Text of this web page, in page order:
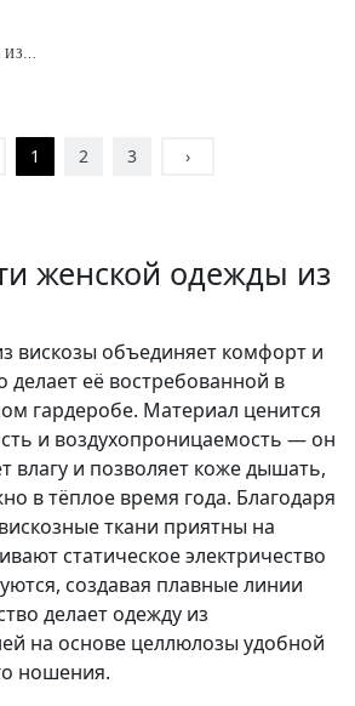
ИЗ
1 2 3 ›
женской одежды из
вискозы объединяет комфорт и
делает её востребованной в
гардеробе. Материал ценится
и воздухопроницаемость — он
влагу и позволяет коже дышать,
в тёплое время года. Благодаря
ткани приятны на
статическое электричество
создавая плавные линии
делает одежду из
на основе целлюлозы удобной
ношения.